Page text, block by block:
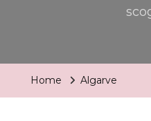
Home Algarve